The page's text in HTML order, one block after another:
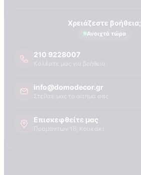
Χρειάζεστε βοήθεια;
Ανοιχτά τώρα
210 9228007
Καλέστε μας για βοήθεια
info@domodecor.gr
Στείλτε μας το αίτημά σας
Επισκεφθείτε μας
Πραμάντων 16, Κουκάκι